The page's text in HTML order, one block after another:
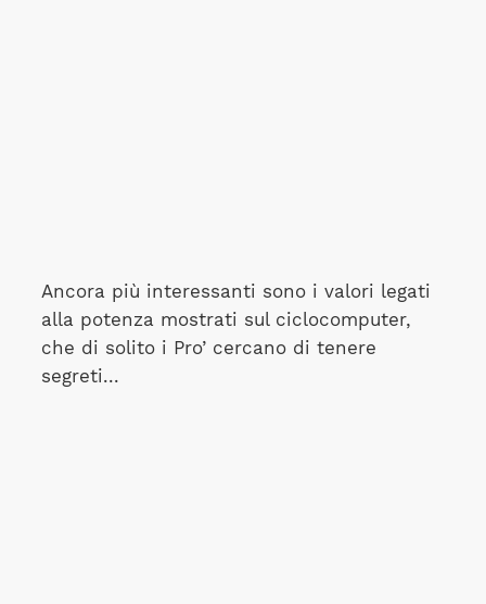
Ancora più interessanti sono i valori legati
alla potenza mostrati sul ciclocomputer,
che di solito i Pro’ cercano di tenere
segreti...